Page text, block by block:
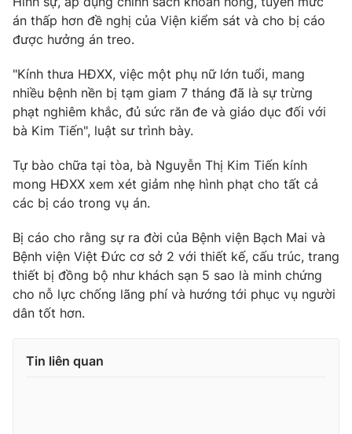
án thấp hơn đề nghị của Viện kiểm sát và cho bị cáo
được hưởng án treo.
"Kính thưa HĐXX, việc một phụ nữ lớn tuổi, mang
nhiều bệnh nền bị tạm giam 7 tháng đã là sự trừng
phạt nghiêm khắc, đủ sức răn đe và giáo dục đối với
bà Kim Tiến", luật sư trình bày.
Tự bào chữa tại tòa, bà Nguyễn Thị Kim Tiến kính
mong HĐXX xem xét giảm nhẹ hình phạt cho tất cả
các bị cáo trong vụ án.
Bị cáo cho rằng sự ra đời của Bệnh viện Bạch Mai và
Bệnh viện Việt Đức cơ sở 2 với thiết kế, cấu trúc, trang
thiết bị đồng bộ như khách sạn 5 sao là minh chứng
cho nỗ lực chống lãng phí và hướng tới phục vụ người
dân tốt hơn.
Tin liên quan